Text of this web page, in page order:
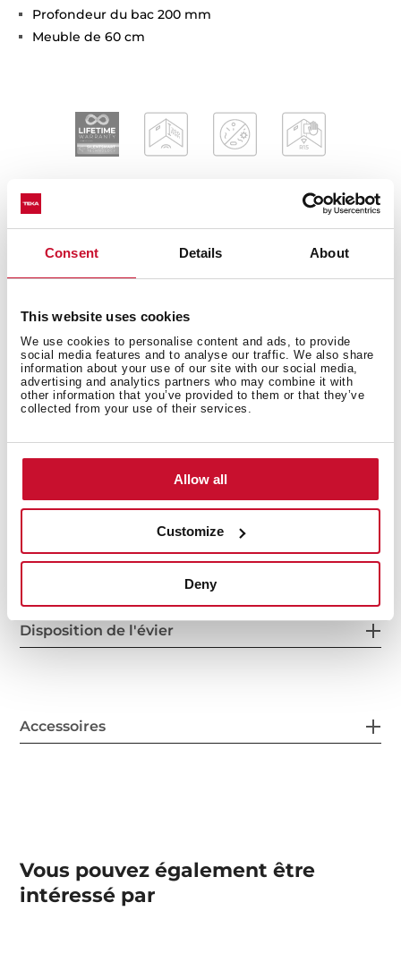
Consent Details About
This website uses cookies
We use cookies to personalise content and ads, to provide
social media features and to analyse our traffic. We also share
information about your use of our site with our social media,
advertising and analytics partners who may combine it with
other information that you’ve provided to them or that they’ve
collected from your use of their services.
Allow all
Customize
Deny
Profondeur du bac 200 mm
Meuble de 60 cm
Mesures générales
Instrukcje obsługi
Autres caractéristiques
Disposition de l'évier
Accessoires
Vous pouvez également être
intéressé par